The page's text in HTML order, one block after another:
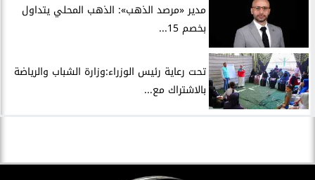
مدير «مرصد الذهب»: الذهب المحلي يتداول
بخصم 15...
تحت رعاية رئيس الوزراء:وزارة الشباب والرياضة
بالاشتراك مع...